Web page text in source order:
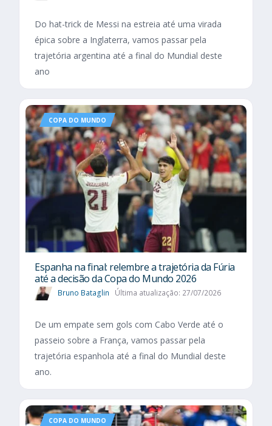
Do hat-trick de Messi na estreia até uma virada
épica sobre a Inglaterra, vamos passar pela
trajetória argentina até a final do Mundial deste
ano
COPA DO MUNDO
Espanha na final: relembre a trajetória da Fúria
até a decisão da Copa do Mundo 2026
Bruno Bataglin Última atualização: 27/07/2026
De um empate sem gols com Cabo Verde até o
passeio sobre a França, vamos passar pela
trajetória espanhola até a final do Mundial deste
ano.
COPA DO MUNDO